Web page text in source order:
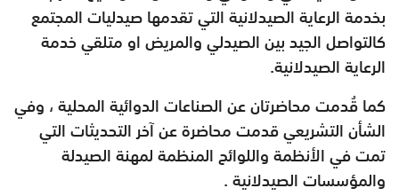
بخدمة الرعاية الصيدلانية التي تقدمها صيدليات المجتمع
كالتواصل الجيد بين الصيدلي والمريض او متلقي خدمة
الرعاية الصيدلانية.
كما قُدمت محاضرتان عن الصناعات الدوائية المحلية ، وفي
الشأن التشريعي قدمت محاضرة عن آخر التحديثات التي
تمت في الأنظمة واللوائح المنظمة لمهنة الصيدلة
والمؤسسات الصيدلانية .